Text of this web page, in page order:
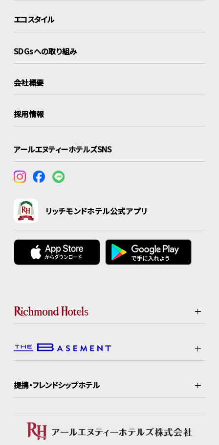
エコスタイル
SDGsへの取り組み
会社概要
採用情報
アールエヌティーホテルズSNS
リッチモンドホテル公式アプリ
提携・フレンドシップホテル